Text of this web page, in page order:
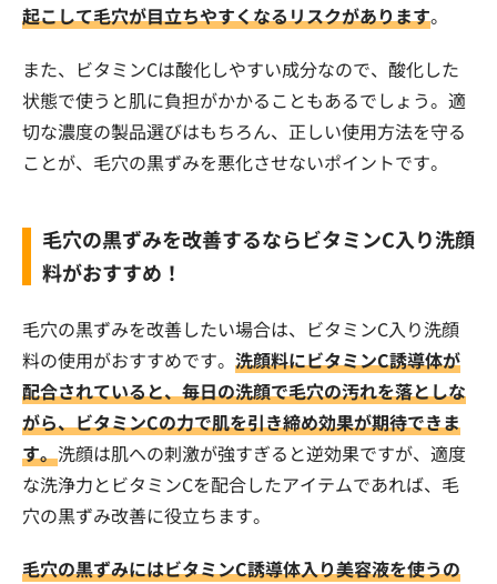
起こして毛穴が目立ちやすくなるリスクがあります。
また、ビタミンCは酸化しやすい成分なので、酸化した
状態で使うと肌に負担がかかることもあるでしょう。適
切な濃度の製品選びはもちろん、正しい使用方法を守る
ことが、毛穴の黒ずみを悪化させないポイントです。
毛穴の黒ずみを改善するならビタミンC入り洗顔
料がおすすめ！
毛穴の黒ずみを改善したい場合は、ビタミンC入り洗顔
料の使用がおすすめです。 洗顔料にビタミンC誘導体が
配合されていると、毎日の洗顔で毛穴の汚れを落としな
がら、ビタミンCの力で肌を引き締め効果が期待できま
す。洗顔は肌への刺激が強すぎると逆効果ですが、適度
な洗浄力とビタミンCを配合したアイテムであれば、毛
穴の黒ずみ改善に役立ちます。
毛穴の黒ずみにはビタミンC誘導体入り美容液を使うの